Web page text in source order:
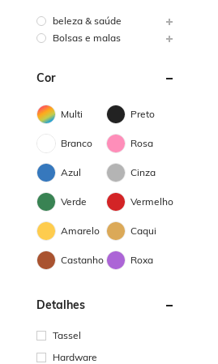
beleza & saúde
Bolsas e malas
Cor
Multi Preto
Branco Rosa
Azul Cinza
Verde Vermelho
Amarelo Caqui
Castanho Roxa
Detalhes
Tassel
Hardware